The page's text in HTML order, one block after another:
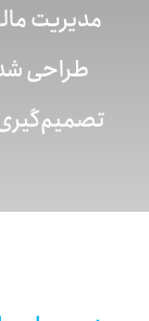
مدیریت
طراحی